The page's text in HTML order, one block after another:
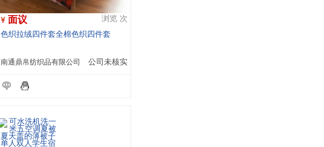
面议 浏览 次
色织拉绒四件套全棉色织四件套
南通鼎帛纺织品有限公司 公司未核实